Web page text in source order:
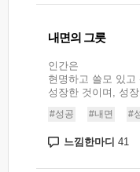
내면의 그릇
인간은
현명하고 쓸모 있
성장한 것이며, 성
#성공 #내면 #
느낌한마디 41